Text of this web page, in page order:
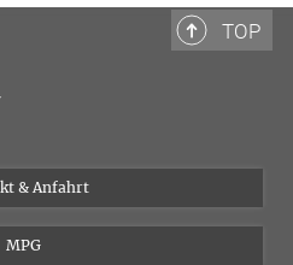
TOP
& Anfahrt
MPG